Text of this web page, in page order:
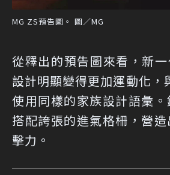
MG ZS預告圖。 圖／MG
從釋出的預告圖來看，新一
設計明顯變得更加運動化，
使用同樣的家族設計語彙
搭配誇張的進氣格柵，營
擊力。